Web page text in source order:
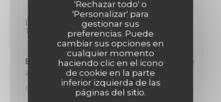
'Rechazar todo' o
'Personalizar' para
gestionar sus
preferencias. Puede
cambiar sus opciones en
cualquier momento
haciendo clic en el icono
de cookie en la parte
inferior izquierda de las
páginas del sitio.
Énormément de choix et donc difficile de choisir.
Tout était excellent !!
Elisabeth V
2026-08-01
- 12:30 - Invitados 2
5/5 Ambiente: 5/5 Menú: 5 /5 Calidad /
Precio